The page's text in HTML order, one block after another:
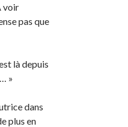
voir
pas que
là depuis
»
dans
plus en